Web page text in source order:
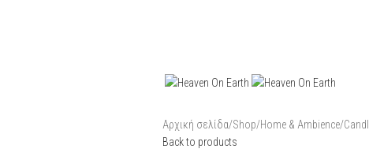
Αρχική σελίδα/Shop/Home & Ambience/
Back to products